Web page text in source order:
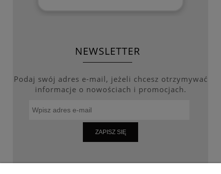
NEWSLETTER
Podaj swój adres e-mail, jeżeli chcesz otrzymywać
informacje o nowościach i promocjach.
ZAPISZ SIĘ